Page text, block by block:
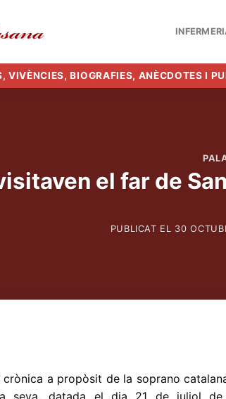
VIVÈNCIES, BIOGRAFIES, ANÈCDOTES I
el far de
PUBLICAT EL 30
a propòsit de la soprano
seva, datada el dia 21 de juliol